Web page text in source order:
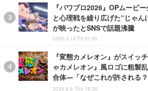
『パワプロ2026』OPムービ
と心理戦を繰り広げた“じゃん
が映ったとSNSで話題沸騰
2026.3.13 Fri 22:45
『変態カメレオン』がスイッ
ゃカメレオン』風ロゴに粗製
合体―「なぜこれが許される
2026.8.6 Thu 16:30